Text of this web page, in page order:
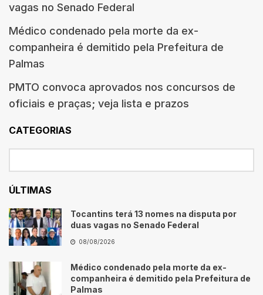
vagas no Senado Federal
Médico condenado pela morte da ex-
companheira é demitido pela Prefeitura de
Palmas
PMTO convoca aprovados nos concursos de
oficiais e praças; veja lista e prazos
CATEGORIAS
ÚLTIMAS
Tocantins terá 13 nomes na disputa por
duas vagas no Senado Federal
08/08/2026
Médico condenado pela morte da ex-
companheira é demitido pela Prefeitura de
Palmas